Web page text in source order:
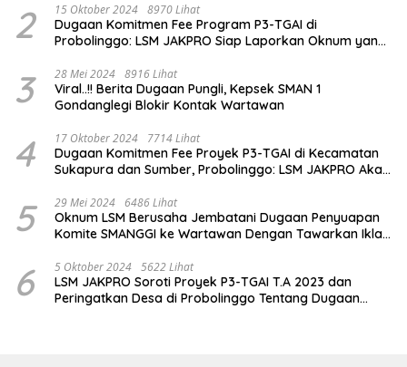
2 15 Oktober 2024 8970 Lihat
Dugaan Komitmen Fee Program P3-TGAI di
Probolinggo: LSM JAKPRO Siap Laporkan Oknum yang
3 28 Mei 2024 8916 Lihat
Viral..!! Berita Dugaan Pungli, Kepsek SMAN 1
Gondanglegi Blokir Kontak Wartawan
4 17 Oktober 2024 7714 Lihat
Dugaan Komitmen Fee Proyek P3-TGAI di Kecamatan
Sukapura dan Sumber, Probolinggo: LSM JAKPRO Akan
5 29 Mei 2024 6486 Lihat
Oknum LSM Berusaha Jembatani Dugaan Penyuapan
Komite SMANGGI ke Wartawan Dengan Tawarkan Iklan
6 5 Oktober 2024 5622 Lihat
LSM JAKPRO Soroti Proyek P3-TGAI T.A 2023 dan
Peringatkan Desa di Probolinggo Tentang Dugaan